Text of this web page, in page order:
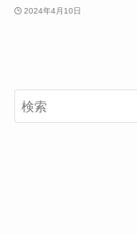
2024年4月10日